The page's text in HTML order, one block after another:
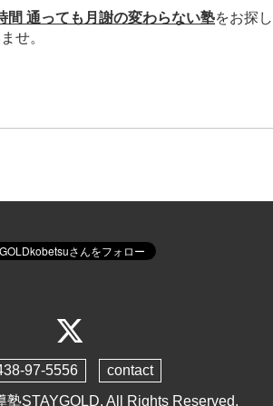
間 通っても月謝の変わらない塾をお探
せ。
97-5556
contact
塾STAYGOLD. All Rights Reserved.